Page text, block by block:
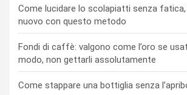
Come lucidare lo scolapiatti senza
nuovo con questo metodo
Fondi di caffè: valgono come l’oro se
modo, non gettarli assolutamente
Come stappare una bottiglia senza